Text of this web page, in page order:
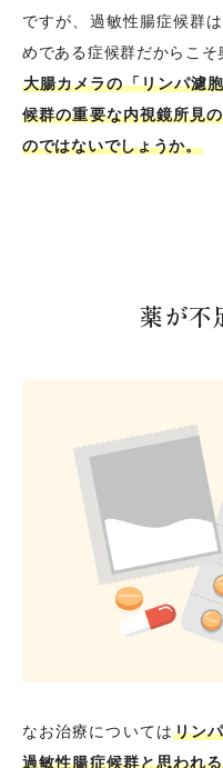
ですが、過敏性腸症候群
めである症候群だからこそ
大腸カメラの「リンパ濾
候群の重要な内視鏡所見
のではないでしょうか。
薬が不
なお治療についてはリン
過敏性腸症候群と思われ